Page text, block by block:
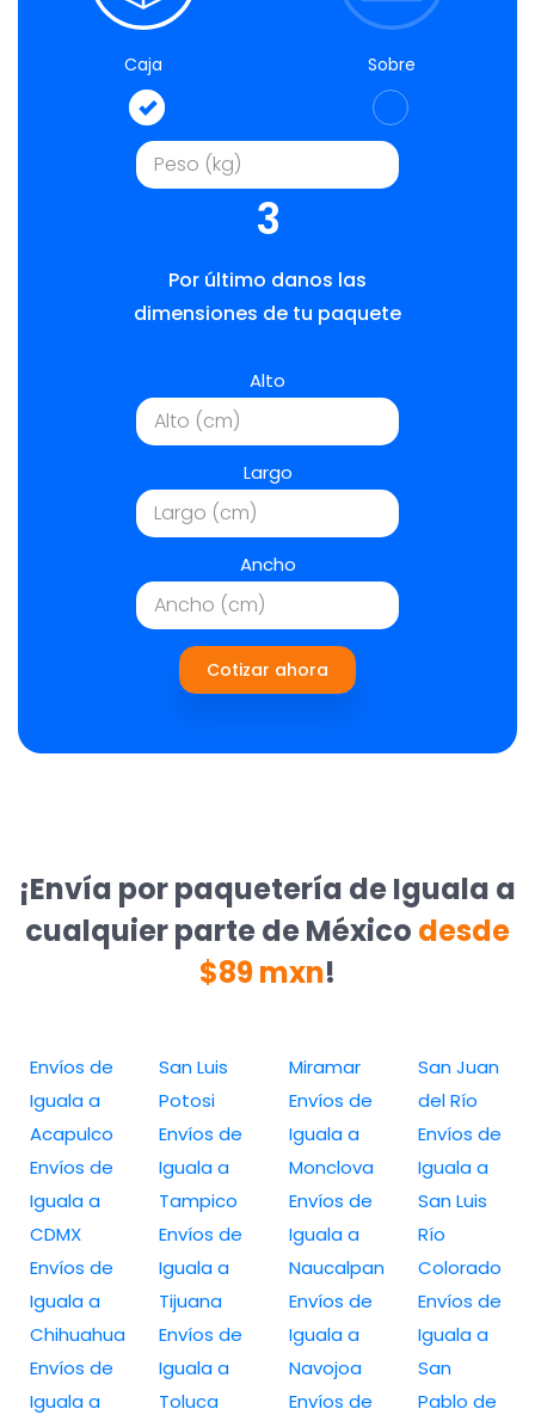
Caja Sobre
3
Por último danos las
dimensiones de tu paquete
Alto
Largo
Ancho
Cotizar ahora
¡Envía por paquetería de Iguala a
cualquier parte de México desde
$89 mxn!
Envíos de
Iguala a
Acapulco
Envíos de
Iguala a
CDMX
Envíos de
Iguala a
Chihuahua
Envíos de
Iguala a
San Luis
Potosi
Envíos de
Iguala a
Tampico
Envíos de
Iguala a
Tijuana
Envíos de
Iguala a
Toluca
Miramar
Envíos de
Iguala a
Monclova
Envíos de
Iguala a
Naucalpan
Envíos de
Iguala a
Navojoa
Envíos de
San Juan
del Río
Envíos de
Iguala a
San Luis
Río
Colorado
Envíos de
Iguala a
San
Pablo de